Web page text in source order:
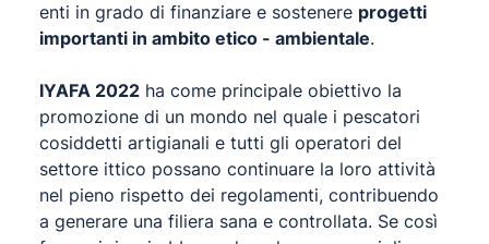
enti in grado di finanziare e sostenere progetti
importanti in ambito etico - ambientale.
IYAFA 2022 ha come principale obiettivo la
promozione di un mondo nel quale i pescatori
cosiddetti artigianali e tutti gli operatori del
settore ittico possano continuare la loro attività
nel pieno rispetto dei regolamenti, contribuendo
a generare una filiera sana e controllata. Se così